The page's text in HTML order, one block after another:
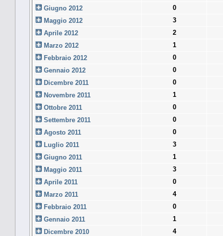
Giugno 2012
0
Maggio 2012
3
Aprile 2012
2
Marzo 2012
1
Febbraio 2012
0
Gennaio 2012
0
Dicembre 2011
0
Novembre 2011
1
Ottobre 2011
0
Settembre 2011
0
Agosto 2011
0
Luglio 2011
3
Giugno 2011
1
Maggio 2011
3
Aprile 2011
0
Marzo 2011
4
Febbraio 2011
0
Gennaio 2011
1
Dicembre 2010
4